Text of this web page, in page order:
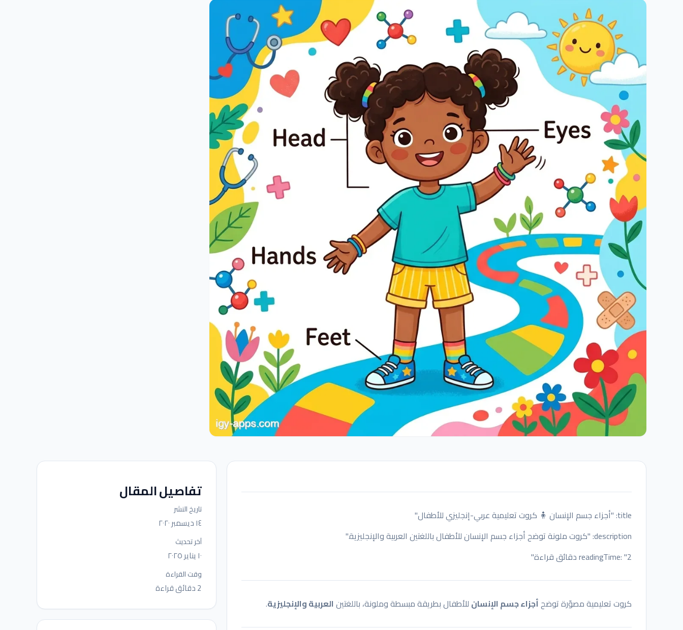
title: "أجزاء جسم الإنسان 🧍 كروت تعليمية عربي-إنجليزي للأطفال"
description: "كروت ملونة توضح أجزاء جسم الإنسان للأطفال باللغتين العربية والإنجليزية."
readingTime: "2 دقائق قراءة"
كروت تعليمية مصوّرة توضحأجزاء جسم الإنسان للأطفال بطريقة مبسطة وملونة، باللغتين العربية والإنجليزية.
تفاصيل المقال
تاريخ النشر
١٤ ديسمبر ٢٠٢٠
آخر تحديث
١٠ يناير ٢٠٢٥
وقت القراءة
2 دقائق قراءة